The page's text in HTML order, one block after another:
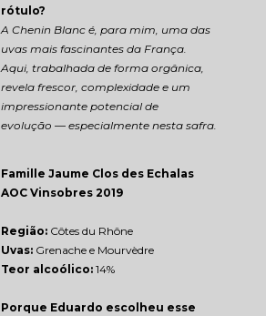
rótulo?
A Chenin Blanc é, para mim, uma das
uvas mais fascinantes da França.
Aqui, trabalhada de forma orgânica,
revela frescor, complexidade e um
impressionante potencial de
evolução — especialmente nesta safra.
Famille Jaume Clos des Echalas
AOC Vinsobres 2019
Região: Côtes du Rhône
Uvas: Grenache e Mourvèdre
Teor alcoólico: 14%
Porque Eduardo escolheu esse